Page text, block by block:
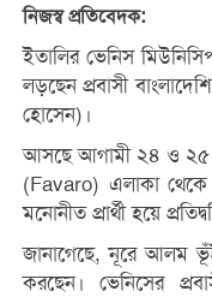
নিজস্ব প্রতিবেদক:
ইতালির ভেনিস
লড়ছেন প্রবাসী
হোসেন)।
আসছে আগামী ২৪ ও ২৫
(Favaro) এলাকা থেকে
মনোনীত প্রার্থী হয়ে
জানাগেছে, নূরে আলম
করছেন। ভেনিসের